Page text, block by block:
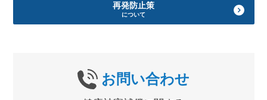
再発防止策
について
お問い合わせ